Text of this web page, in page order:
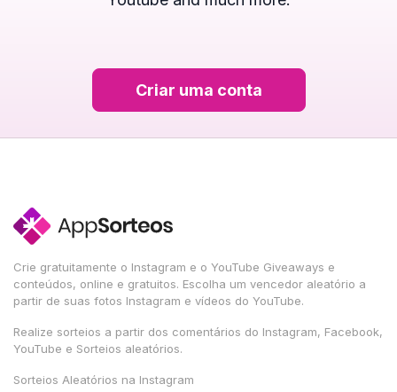
Criar uma conta
Crie gratuitamente o Instagram e o YouTube Giveaways e
conteúdos, online e gratuitos. Escolha um vencedor aleatório a
partir de suas fotos Instagram e vídeos do YouTube.
Realize sorteios a partir dos comentários do Instagram, Facebook,
YouTube e Sorteios aleatórios.
Sorteios Aleatórios na Instagram